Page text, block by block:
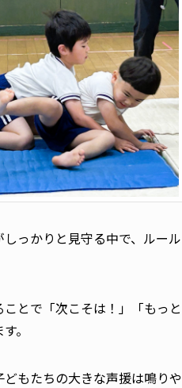
っかりと見守る中で、ルー
とで「次こそは！」「もっ
。
どもたちの大きな声援は鳴り